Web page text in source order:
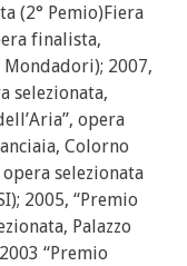
(2° Pemio)Fiera
finalista,
2007,
selezionata,
opera
Colorno
opera selezionata
2005, “Premio
Palazzo
“Premio